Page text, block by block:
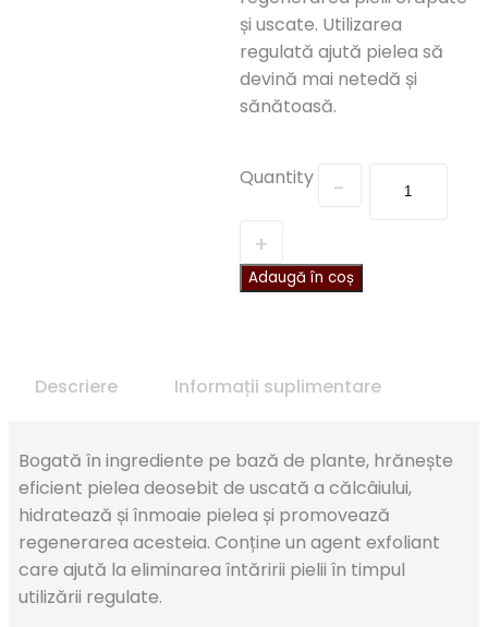
și uscate. Utilizarea
regulată ajută pielea să
devină mai netedă și
sănătoasă.
Quantity
Adaugă în coș
Descriere Informații suplimentare
Bogată în ingrediente pe bază de plante, hrănește
eficient pielea deosebit de uscată a călcâiului,
hidratează și înmoaie pielea și promovează
regenerarea acesteia. Conține un agent exfoliant
care ajută la eliminarea întăririi pielii în timpul
utilizării regulate.